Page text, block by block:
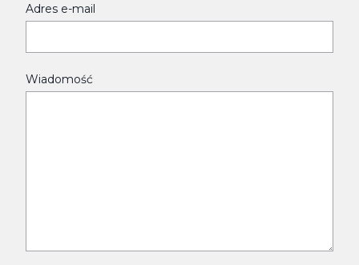
Adres e-mail
Wiadomość